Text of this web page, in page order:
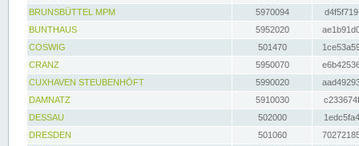
BRUNSBÜTTEL MPM
5970094
BUNTHAUS
5952020
COSWIG
501470
CRANZ
5950070
CUXHAVEN STEUBENHÖFT
5990020
DAMNATZ
5910030
DESSAU
502000
DRESDEN
501060